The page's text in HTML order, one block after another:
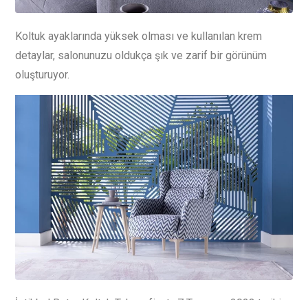
Koltuk ayaklarında yüksek olması ve kullanılan krem
detaylar, salonunuzu oldukça şık ve zarif bir görünüm
oluşturuyor.